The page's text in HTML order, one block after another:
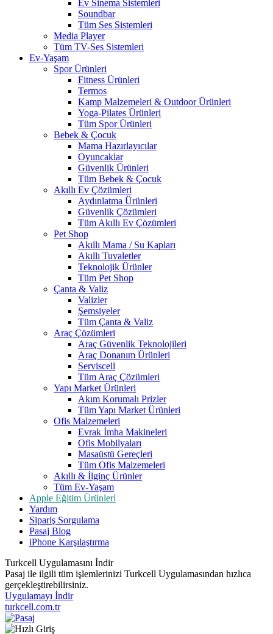
Ev Sinema Sistemleri
Soundbar
Tüm Ses Sistemleri
Media Player
Tüm TV-Ses Sistemleri
Ev-Yaşam
Spor Ürünleri
Fitness Ürünleri
Termos
Kamp Malzemeleri & Outdoor Ürünleri
Yoga-Pilates Ürünleri
Tüm Spor Ürünleri
Bebek & Çocuk
Mama Hazırlayıcılar
Oyuncaklar
Güvenlik Ürünleri
Tüm Bebek & Çocuk
Akıllı Ev Çözümleri
Aydınlatma Ürünleri
Güvenlik Çözümleri
Tüm Akıllı Ev Çözümleri
Pet Shop
Akıllı Mama / Su Kapları
Akıllı Tuvaletler
Teknolojik Ürünler
Tüm Pet Shop
Çanta & Valiz
Valizler
Şemsiyeler
Tüm Çanta & Valiz
Araç Çözümleri
Araç Güvenlik Teknolojileri
Araç Donanım Ürünleri
Serviscell
Tüm Araç Çözümleri
Yapı Market Ürünleri
Akım Korumalı Prizler
Tüm Yapı Market Ürünleri
Ofis Malzemeleri
Evrak İmha Makineleri
Ofis Mobilyaları
Masaüstü Gereçleri
Tüm Ofis Malzemeleri
Akıllı & İlginç Ürünler
Tüm Ev-Yaşam
Apple Eğitim Ürünleri
Yardım
Sipariş Sorgulama
Pasaj Blog
iPhone Karşılaştırma
Turkcell Uygulamasını İndir
Pasaj ile ilgili tüm işlemlerinizi Turkcell Uygulamasından hızlıca
gerçekleştirebilirsiniz.
Uygulamayı İndir
turkcell.com.tr